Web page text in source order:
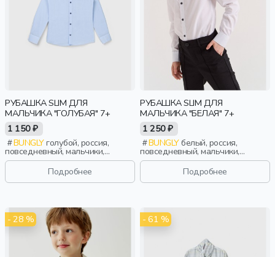
РУБАШКА SLIM ДЛЯ
МАЛЬЧИКА "ГОЛУБАЯ" 7+
1 150 ₽
BUNGLYголубой, россия,
повседневный, мальчики,
школьники, подростки, дети
Подробнее
РУБАШКА SLIM ДЛЯ
МАЛЬЧИКА "БЕЛАЯ" 7+
1 250 ₽
BUNGLYбелый, россия,
повседневный, мальчики,
школьники, подростки, дети
Подробнее
- 28 % - 61 %